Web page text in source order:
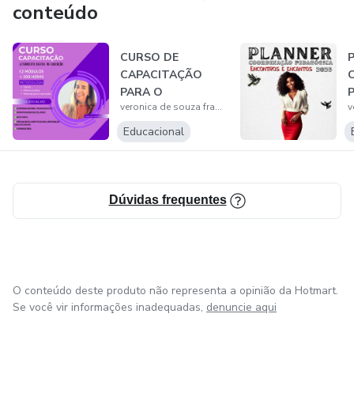
conteúdo
CURSO DE
CAPACITAÇÃO
PARA O
LETRAMENTO
DIGITAL NA
EDUCAÇÃO
veronica de souza fragoso
Educacional
Dúvidas frequentes
O conteúdo deste produto não representa a opinião da Hotmart.
Se você vir informações inadequadas, denuncie aqui